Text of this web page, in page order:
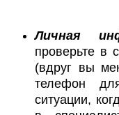
Личная
проверьте в
(вдруг вы
телефон
ситуации,